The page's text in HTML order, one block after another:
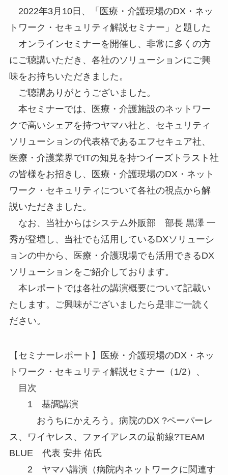
2022年3月10日、「医療・介護現場のDX・ネッ
トワーク・セキュリティ解説セミナー」と題した
オンラインセミナーを開催し、非常に多くの方
にご聴講いただき、各社のソリューションにご興
味をお持ちいただきました。
ご聴講ありがとうございました。
本セミナーでは、医療・介護施設のネットワー
クで高いシェアを持つヤマハ社と、セキュリティ
ソリューションの代表格であるエフセキュア社、
医療・介護業界でITの知見を持つイーズトラスト社
の皆様をお招きし、医療・介護現場のDX・ネット
ワーク・セキュリティについて各社の視点から解
説いただきました。
なお、当社からはシステム外販部 部長 黒澤 一
秀が登壇し、当社でも活用しているDXソリューシ
ョンの中から、医療・介護現場でも活用できるDX
ソリューションをご紹介しております。
本レポートでは各社の講演概要について記載い
たします。ご興味がございましたら是非ご一読く
ださい。
【セミナーレポート】医療・介護現場のDX・ネッ
トワーク・セキュリティ解説セミナー（1/2）、
目次
1 基調講演
おうちにかえろう。病院のDX ?ペーパーレ
ス、ワイヤレス、ファイアレスの最前線?TEAM
BLUE 代表 安井 佑氏
2 ヤマハ講演（病院内ネットワークに関連す